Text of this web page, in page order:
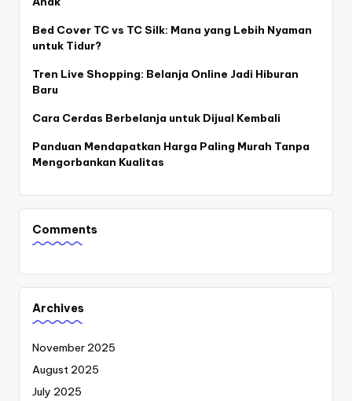
Bed Cover TC vs TC Silk: Mana yang Lebih Nyaman
untuk Tidur?
Tren Live Shopping: Belanja Online Jadi Hiburan
Baru
Cara Cerdas Berbelanja untuk Dijual Kembali
Panduan Mendapatkan Harga Paling Murah Tanpa
Mengorbankan Kualitas
Comments
Archives
November 2025
August 2025
July 2025